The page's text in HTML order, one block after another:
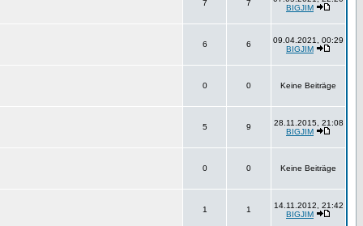
7 7
BIGJIM
6 6
09.04.2021, 00:29
BIGJIM
0 0 Keine Beiträge
5 9
28.11.2015, 21:08
BIGJIM
0 0 Keine Beiträge
1 1
14.11.2012, 21:42
BIGJIM